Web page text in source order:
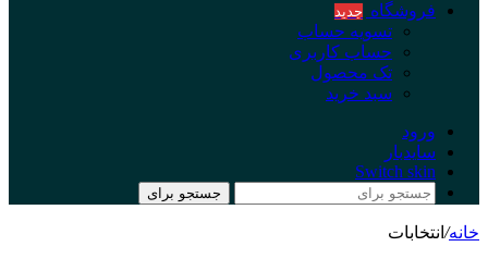
فروشگاه جدید
تسویه حساب
حساب کاربری
تک محصول
سبد خرید
ورود
سایدبار
Switch skin
جستجو برای
خانه/ انتخابات